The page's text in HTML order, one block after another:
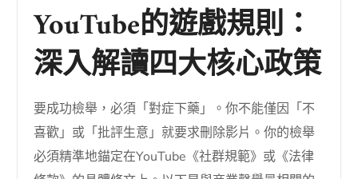
YouTube的遊戲規則：
深入解讀四大核心政策
要成功檢舉，必須「對症下藥」。你不能僅因「不
喜歡」或「批評生意」就要求刪除影片。你的檢舉
必須精準地錨定在YouTube《社群規範》或《法律